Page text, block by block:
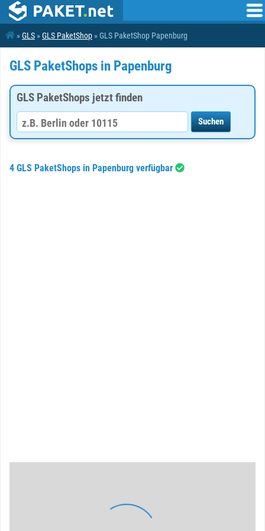
»GLS »GLS PaketShop » GLS PaketShop Papenburg
GLS PaketShops in Papenburg
GLS PaketShops jetzt finden
4 GLS PaketShops in Papenburg verfügbar